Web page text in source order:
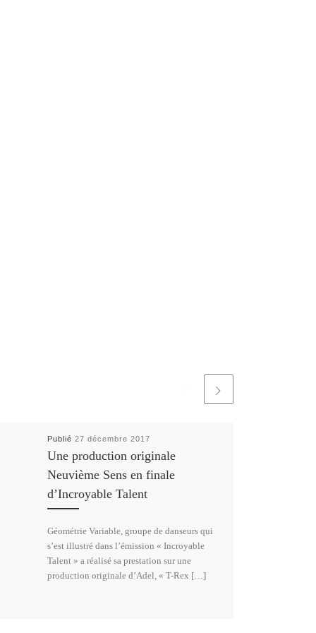
Publié 27 décembre 2017
Une production originale
Neuvième Sens en finale
d’Incroyable Talent
Géométrie Variable, groupe de danseurs qui
s’est illustré dans l’émission « Incroyable
Talent » a réalisé sa prestation sur une
production originale d’Adel, « T-Rex […]